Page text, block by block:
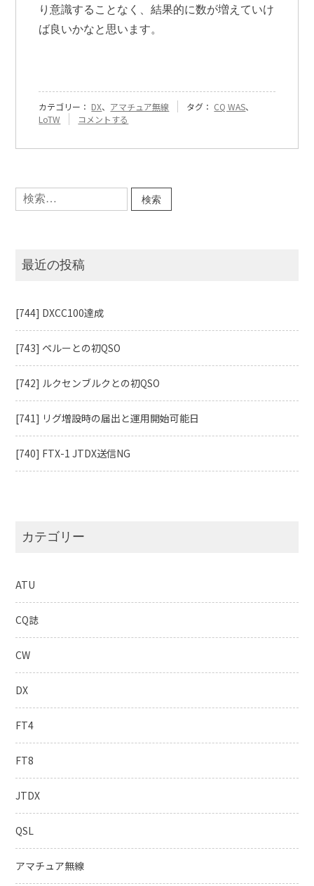
り意識することなく、結果的に数が増えていけ
ば良いかなと思います。
カテゴリー： DX、 アマチュア無線 タグ： CQ WAS、
LoTW
『[540]
コメントする
検
索:
最近の投稿
[744] DXCC100達成
[743] ペルーとの初QSO
[742] ルクセンブルクとの初QSO
[741] リグ増設時の届出と運用開始可能日
[740] FTX-1 JTDX送信NG
カテゴリー
ATU
CQ誌
CW
DX
FT4
FT8
JTDX
QSL
アマチュア無線